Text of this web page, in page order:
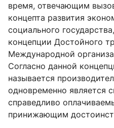
время, отвечающим
концепта развития
социального
концепции Достойного
Международной
Согласно данной
называется
одновременно является
справедливо
принижающим